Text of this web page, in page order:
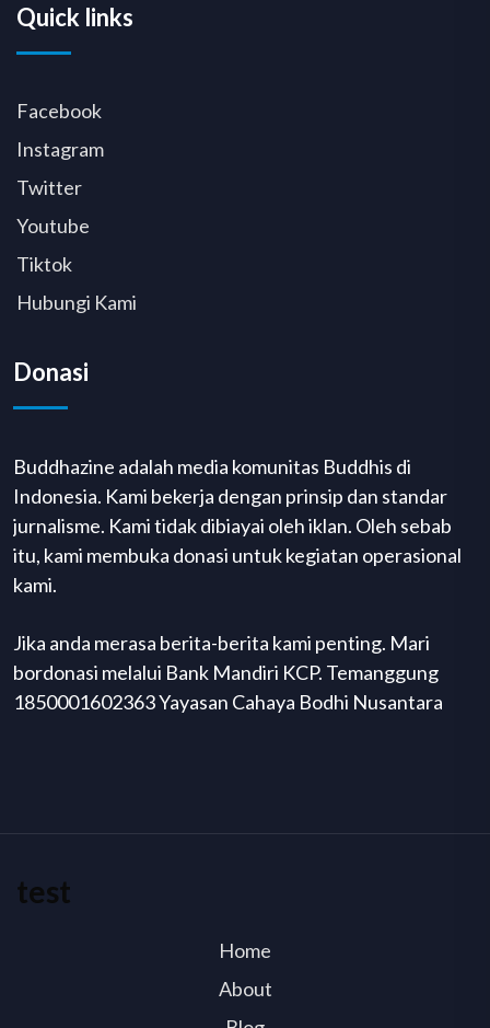
Quick links
Facebook
Instagram
Twitter
Youtube
Tiktok
Hubungi Kami
Donasi
Buddhazine adalah media komunitas Buddhis di
Indonesia. Kami bekerja dengan prinsip dan standar
jurnalisme. Kami tidak dibiayai oleh iklan. Oleh sebab
itu, kami membuka donasi untuk kegiatan operasional
kami.
Jika anda merasa berita-berita kami penting. Mari
bordonasi melalui Bank Mandiri KCP. Temanggung
1850001602363 Yayasan Cahaya Bodhi Nusantara
test
Home
About